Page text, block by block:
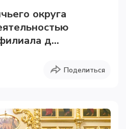
округа
д...
Поделиться